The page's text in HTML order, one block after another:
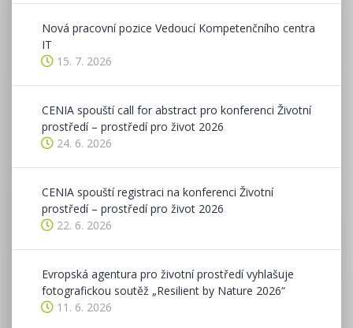
Nová pracovní pozice Vedoucí Kompetenčního centra
IT
15. 7. 2026
CENIA spouští call for abstract pro konferenci Životní
prostředí – prostředí pro život 2026
24. 6. 2026
CENIA spouští registraci na konferenci Životní
prostředí – prostředí pro život 2026
22. 6. 2026
Evropská agentura pro životní prostředí vyhlašuje
fotografickou soutěž „Resilient by Nature 2026“
11. 6. 2026